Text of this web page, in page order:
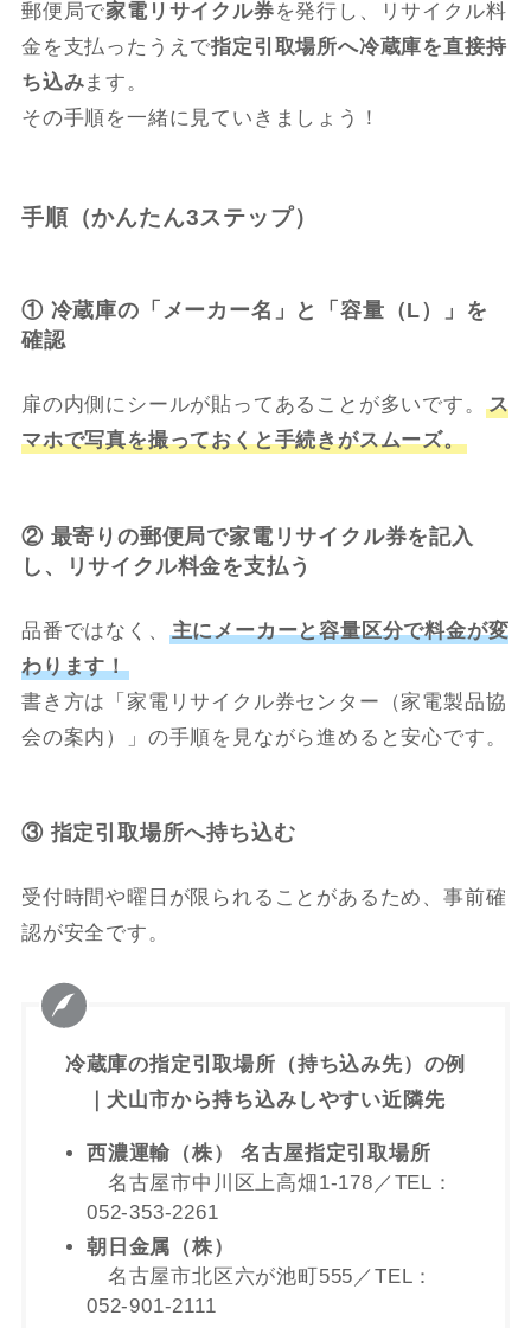
郵便局で家電リサイクル券を発行し、リサイクル料
金を支払ったうえで指定引取場所へ冷蔵庫を直接持
ち込み ます。
その手順を一緒に見ていきましょう！
手順（かんたん3ステップ）
① 冷蔵庫の「メーカー名」と「容量（L）」を
確認
扉の内側にシールが貼ってあることが多いです。
ス
マホで写真を撮っておくと手続きがスムーズ。
② 最寄りの郵便局で家電リサイクル券を記入
し、リサイクル料金を支払う
品番ではなく、
主にメーカーと容量区分で料金が変
わります！
書き方は「家電リサイクル券センター（家電製品協
会の案内）」の手順を見ながら進めると安心です。
③ 指定引取場所へ持ち込む
受付時間や曜日が限られることがあるため、事前確
認が安全です。
冷蔵庫の指定引取場所（持ち込み先）の例
｜犬山市から持ち込みしやすい近隣先
西濃運輸（株） 名古屋指定引取場所
名古屋市中川区上高畑1-178／TEL：
052-353-2261
朝日金属（株）
名古屋市北区六が池町555／TEL：
052-901-2111